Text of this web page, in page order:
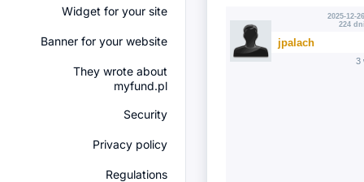
Widget for your site
Banner for your website
They wrote about
myfund.pl
Security
Privacy policy
Regulations
2025-12-
224
jpalach
3